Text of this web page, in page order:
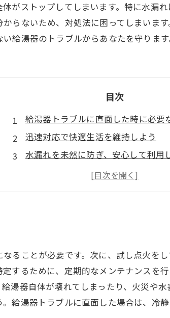
がストップしてしまいます。特に水漏
らないため、対処法に困ってしまいま
給湯器のトラブルからあなたを守ります
目次
給湯器トラブルに直面した時に必要
迅速対応で快適生活を維持しよう
水漏れを未然に防ぎ、安心して利用
きちんと管理して、安全に使用しよう
プロにお任せして、トラブルを解決
ることが必要です。次に、試し点火を
するために、定期的なメンテナンスを
湯器自体が壊れてしまったり、火災や
給湯器トラブルに直面した場合は、冷